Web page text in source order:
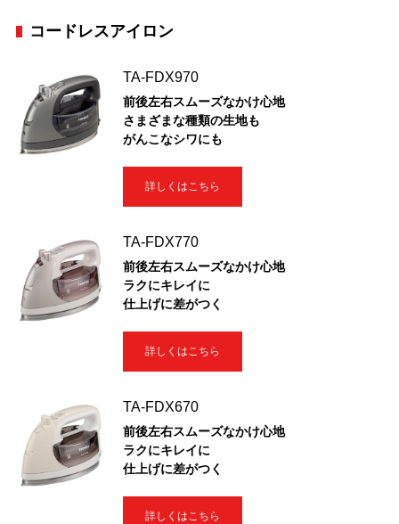
コードレスアイロン
TA-FDX970
前後左右スムーズなかけ心地
さまざまな種類の生地も
がんこなシワにも
詳しくはこちら
TA-FDX770
前後左右スムーズなかけ心地
ラクにキレイに
仕上げに差がつく
詳しくはこちら
TA-FDX670
前後左右スムーズなかけ心地
ラクにキレイに
仕上げに差がつく
詳しくはこちら